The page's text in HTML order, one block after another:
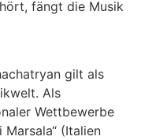
fängt die Musik
gilt als
Als
Wettbewerbe
Marsala“ (Italien